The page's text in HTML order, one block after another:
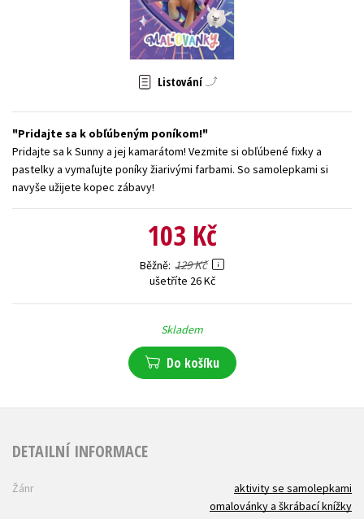
Zahraniční literatura
Všechny tituly
Listování
Pridajte sa k obľúbeným poníkom!
Pridajte sa k Sunny a jej kamarátom! Vezmite si obľúbené fixky a
pastelky a vymaľujte poníky žiarivými farbami. So samolepkami si
navyše užijete kopec zábavy!
103 Kč
Běžně 129 Kč
ušetříte 26 Kč
Skladem
Do košíku
DETAILNÍ INFORMACE
Žánr
aktivity se samolepkami
omalovánky a škrábací knížky